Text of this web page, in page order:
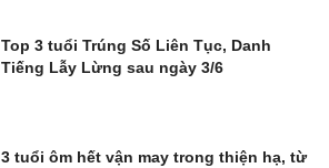
Top 3 tuổi Trúng Số Liên Tục, Danh
Tiếng Lẫy Lừng sau ngày 3/6
3 tuổi ôm hết vận may trong thiện hạ, từ